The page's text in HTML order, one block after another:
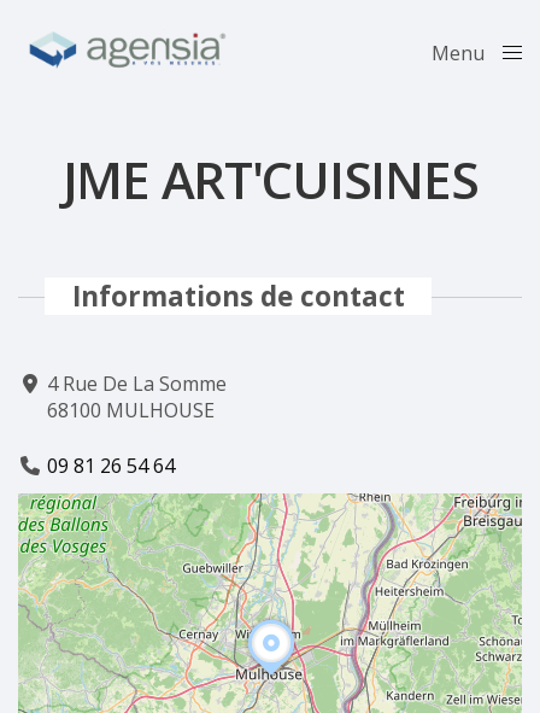
Menu
JME ART'CUISINES
Informations de contact
4 Rue De La Somme
68100 MULHOUSE
09 81 26 54 64